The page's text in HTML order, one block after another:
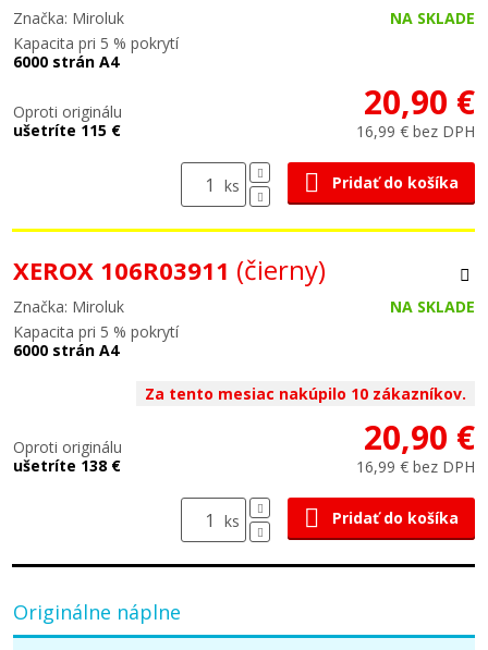
Značka: Miroluk
NA SKLADE
Kapacita pri 5 % pokrytí
6000 strán A4
Oproti originálu
ušetríte 115 €
20,90 €
16,99 € bez DPH
ks Pridať do košíka
XEROX 106R03911 (čierny)
Značka: Miroluk
NA SKLADE
Kapacita pri 5 % pokrytí
6000 strán A4
Za tento mesiac nakúpilo 10 zákazníkov.
Oproti originálu
ušetríte 138 €
20,90 €
16,99 € bez DPH
ks Pridať do košíka
Originálne náplne